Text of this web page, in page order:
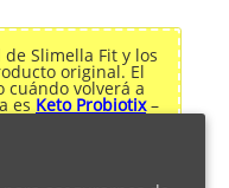
Slimella Fit y los
original. El
volverá a
es Keto Probiotix–
positivos